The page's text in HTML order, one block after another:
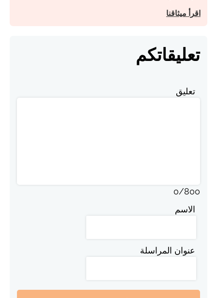
اقرأ ميثاقنا
تعليقاتكم
تعليق
0/800
الاسم
عنوان المراسلة